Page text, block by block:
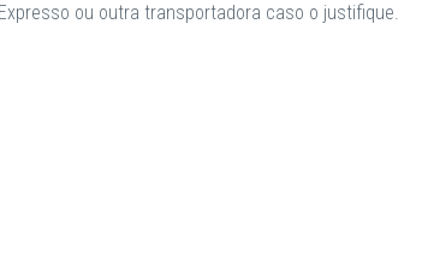
ou outra transportadora caso o justifique.